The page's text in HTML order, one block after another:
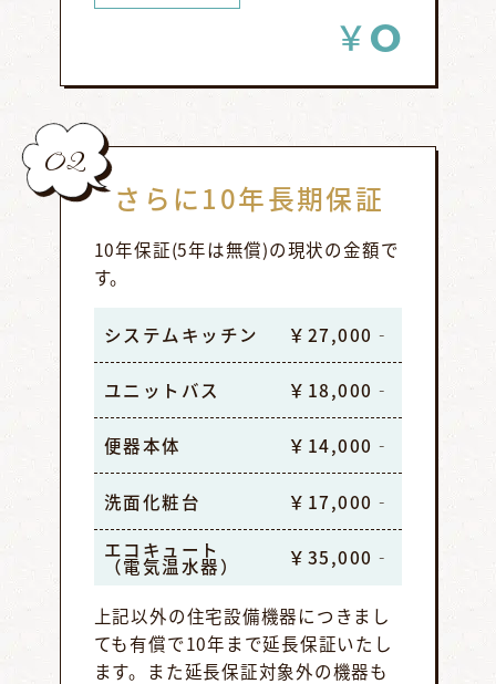
￥0
02
さらに10年長期保証
10年保証(5年は無償)の現状の金額で
す。
システムキッチン ￥27,000‐
ユニットバス ￥18,000‐
便器本体 ￥14,000‐
洗面化粧台
￥17,000‐
エコキュート
（電気温水器） ￥35,000‐
上記以外の住宅設備機器につきまし
ても有償で10年まで延長保証いたし
ます。また延長保証対象外の機器も